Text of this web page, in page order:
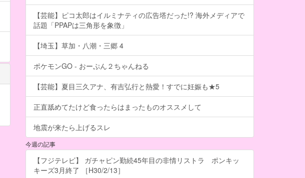
【芸能】ピコ太郎はイルミナティの広告塔だった!? 海外メディアで
話題「PPAPは三角形を象徴」
【埼玉】草加・八潮・三郷 4
ポケモンGO - おーぷん２ちゃんねる
【芸能】夏目三久アナ、有吉弘行と熱愛！すでに妊娠も★5
正直舐めてたけど食ったらはまったものオススメして
地震が来たら上げるスレ
今週の記事
【フジテレビ】 ガチャピン勤続45年目の非情リストラ ポンキッ
キーズ3月終了 ［H30/2/13］